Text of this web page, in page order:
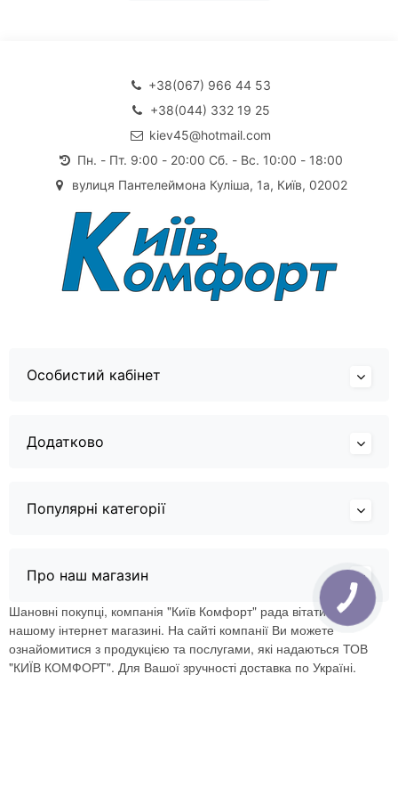
+38(067) 966 44 53
+38(044) 332 19 25
kiev45@hotmail.com
Пн. - Пт. 9:00 - 20:00 Сб. - Вс. 10:00 - 18:00
вулиця Пантелеймона Куліша, 1а, Київ, 02002
Особистий кабінет
Додатково
Популярні категорії
Про наш магазин
Шановні покупці, компанія "Київ Комфорт" рада вітати Вас в
нашому інтернет магазині. На сайті компанії Ви можете
ознайомитися з продукцією та послугами, які надаються ТОВ
"КИЇВ КОМФОРТ". Для Вашої зручності доставка по Україні.